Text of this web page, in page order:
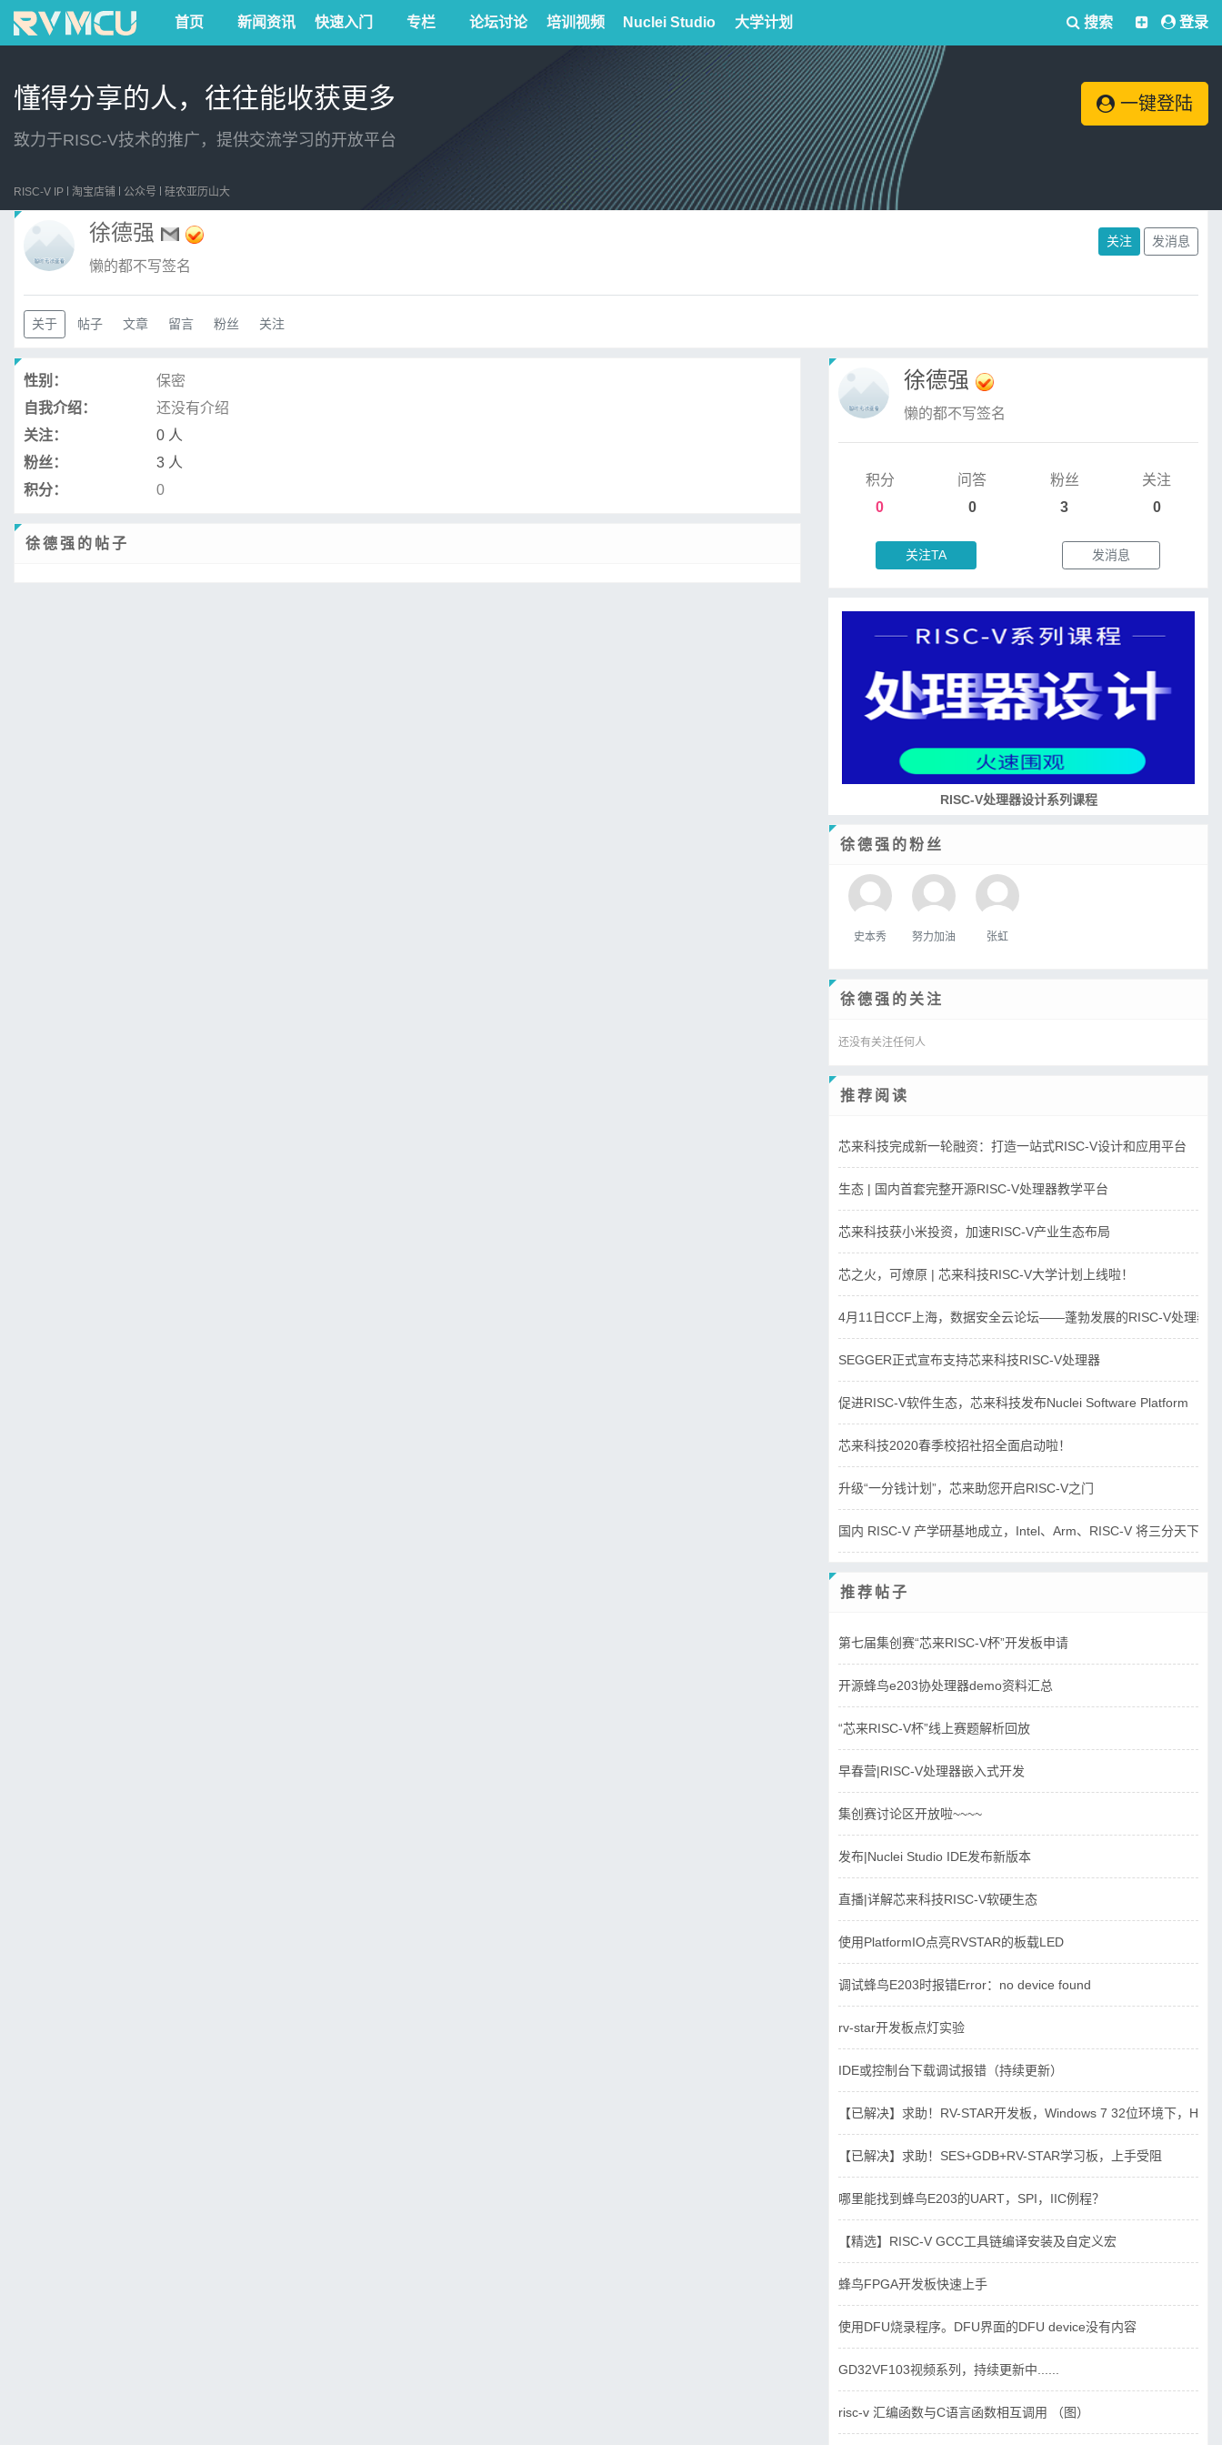
首页 新闻资讯 快速入门 专栏 论坛讨论 培训视频 Nuclei Studio 大学计划 搜索 登录
懂得分享的人，往往能收获更多
致力于RISC-V技术的推广，提供交流学习的开放平台
一键登陆
RISC-V IP 淘宝店铺 公众号 硅农亚历山大
徐德强
懒的都不写签名
关注 发消息
关于 帖子 文章 留言 粉丝 关注
性别：
保密
自我介绍：
还没有介绍
关注：
0 人
粉丝：
3 人
积分：
0
徐德强的帖子
徐德强
懒的都不写签名
积分
0
问答
0
粉丝
3
关注
0
关注TA 发消息
RISC-V处理器设计系列课程
徐德强的粉丝
史本秀 努力加油 张虹
徐德强的关注
还没有关注任何人
推荐阅读
芯来科技完成新一轮融资：打造一站式RISC-V设计和应用平台
生态 | 国内首套完整开源RISC-V处理器教学平台
芯来科技获小米投资，加速RISC-V产业生态布局
芯之火，可燎原 | 芯来科技RISC-V大学计划上线啦！
4月11日CCF上海，数据安全云论坛——蓬勃发展的RISC-V处理器
SEGGER正式宣布支持芯来科技RISC-V处理器
促进RISC-V软件生态，芯来科技发布Nuclei Software Platform
芯来科技2020春季校招社招全面启动啦！
升级“一分钱计划”，芯来助您开启RISC-V之门
国内 RISC-V 产学研基地成立，Intel、Arm、RISC-V 将三分天下？
推荐帖子
第七届集创赛“芯来RISC-V杯”开发板申请
开源蜂鸟e203协处理器demo资料汇总
“芯来RISC-V杯”线上赛题解析回放
早春营|RISC-V处理器嵌入式开发
集创赛讨论区开放啦~~~~
发布|Nuclei Studio IDE发布新版本
直播|详解芯来科技RISC-V软硬生态
使用PlatformIO点亮RVSTAR的板载LED
调试蜂鸟E203时报错Error：no device found
rv-star开发板点灯实验
IDE或控制台下载调试报错（持续更新）
【已解决】求助！RV-STAR开发板，Windows 7 32位环境下，
【已解决】求助！SES+GDB+RV-STAR学习板，上手受阻
哪里能找到蜂鸟E203的UART，SPI，IIC例程？
【精选】RISC-V GCC工具链编译安装及自定义宏
蜂鸟FPGA开发板快速上手
使用DFU烧录程序。DFU界面的DFU device没有内容
GD32VF103视频系列，持续更新中......
risc-v 汇编函数与C语言函数相互调用 （图）